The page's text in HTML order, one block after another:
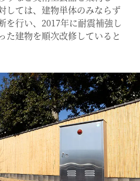
しては、建物単体のみならず
を行い、2017年に耐震補強し
た建物を順次改修していると